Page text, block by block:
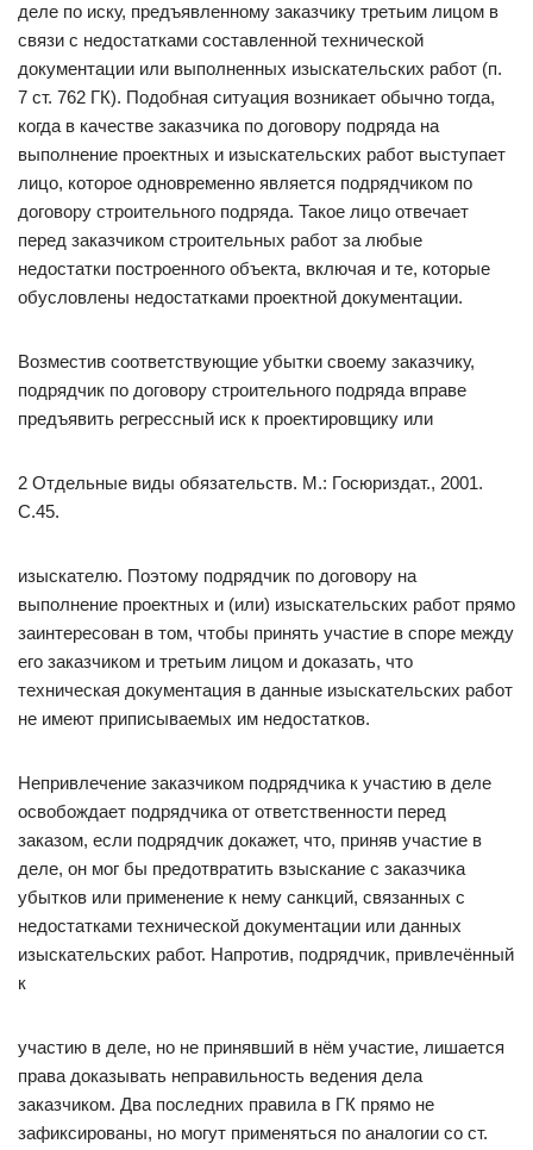
деле по иску, предъявленному заказчику третьим лицом в
связи с недостатками составленной технической
документации или выполненных изыскательских работ (п.
7 ст. 762 ГК). Подобная ситуация возникает обычно тогда,
когда в качестве заказчика по договору подряда на
выполнение проектных и изыскательских работ выступает
лицо, которое одновременно является подрядчиком по
договору строительного подряда. Такое лицо отвечает
перед заказчиком строительных работ за любые
недостатки построенного объекта, включая и те, которые
обусловлены недостатками проектной документации.
Возместив соответствующие убытки своему заказчику,
подрядчик по договору строительного подряда вправе
предъявить регрессный иск к проектировщику или
2 Отдельные виды обязательств. М.: Госюриздат., 2001.
С.45.
изыскателю. Поэтому подрядчик по договору на
выполнение проектных и (или) изыскательских работ прямо
заинтересован в том, чтобы принять участие в споре между
его заказчиком и третьим лицом и доказать, что
техническая документация в данные изыскательских работ
не имеют приписываемых им недостатков.
Непривлечение заказчиком подрядчика к участию в деле
освобождает подрядчика от ответственности перед
заказом, если подрядчик докажет, что, приняв участие в
деле, он мог бы предотвратить взыскание с заказчика
убытков или применение к нему санкций, связанных с
недостатками технической документации или данных
изыскательских работ. Напротив, подрядчик, привлечённый
к
участию в деле, но не принявший в нём участие, лишается
права доказывать неправильность ведения дела
заказчиком. Два последних правила в ГК прямо не
зафиксированы, но могут применяться по аналогии со ст.